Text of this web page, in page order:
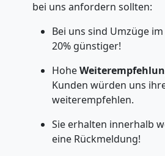
bei uns anfordern sollten:
Bei uns sind Umzüge
20% günstiger!
Hohe
Kunden würden uns
weiterempfehlen.
Sie erhalten innerhalb
eine Rückmeldung!